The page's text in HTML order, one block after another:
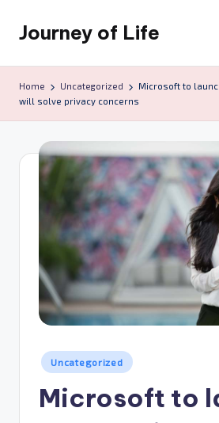
content
Journey of Life
Home Uncategorized
Microsoft to
will solve privacy concerns
Posted
in
Uncategorized
Microsoft to